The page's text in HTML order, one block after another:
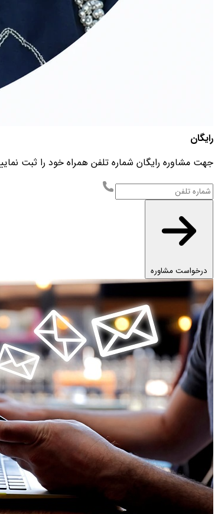
رایگان
جهت مشاوره رایگان شماره تلفن همراه خود را ثبت
درخواست مشاوره